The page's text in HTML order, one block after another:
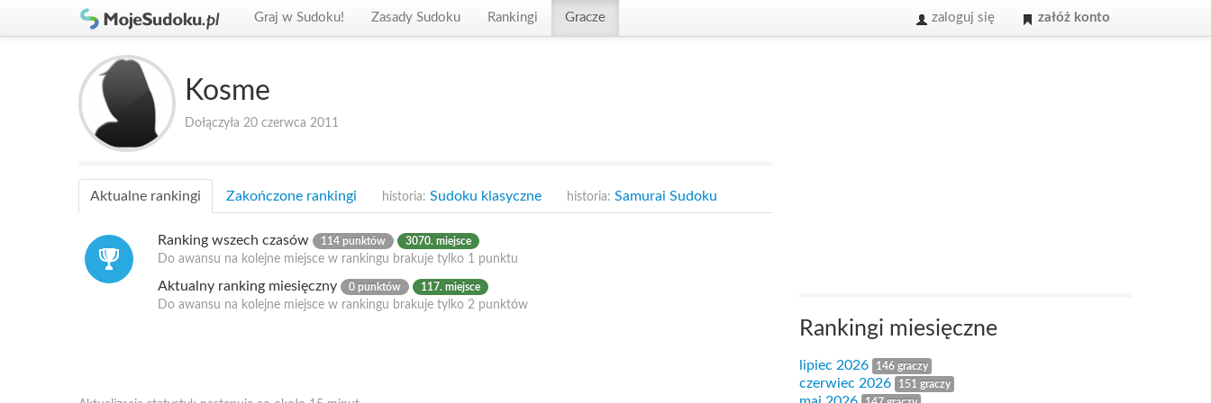
Graj w Sudoku! Zasady Sudoku Rankingi Gracze zaloguj się załóż konto
Kosme
Dołączyła 20 czerwca 2011
Aktualne rankingi Zakończone rankingi historia: Sudoku klasyczne historia: Samurai Sudoku
Ranking wszech czasów 114 punktów 3070. miejsce
Do awansu na kolejne miejsce w rankingu brakuje tylko 1 punktu
Aktualny ranking miesięczny 0 punktów 117. miejsce
Do awansu na kolejne miejsce w rankingu brakuje tylko 2 punktów
Rankingi miesięczne
lipiec 2026 146 graczy
czerwiec 2026 151 graczy